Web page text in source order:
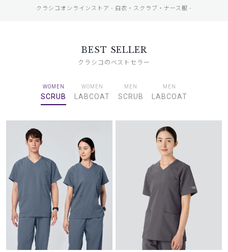
クラシコオンラインストア - 白衣・スクラブ・ナース服 -
BEST SELLER
クラシコのベストセラー
WOMEN
SCRUB
WOMEN
LABCOAT
MEN
SCRUB
MEN
LABCOAT